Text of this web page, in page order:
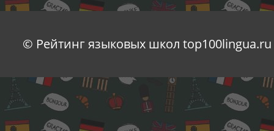
© Рейтинг языковых школ top100lingua.ru